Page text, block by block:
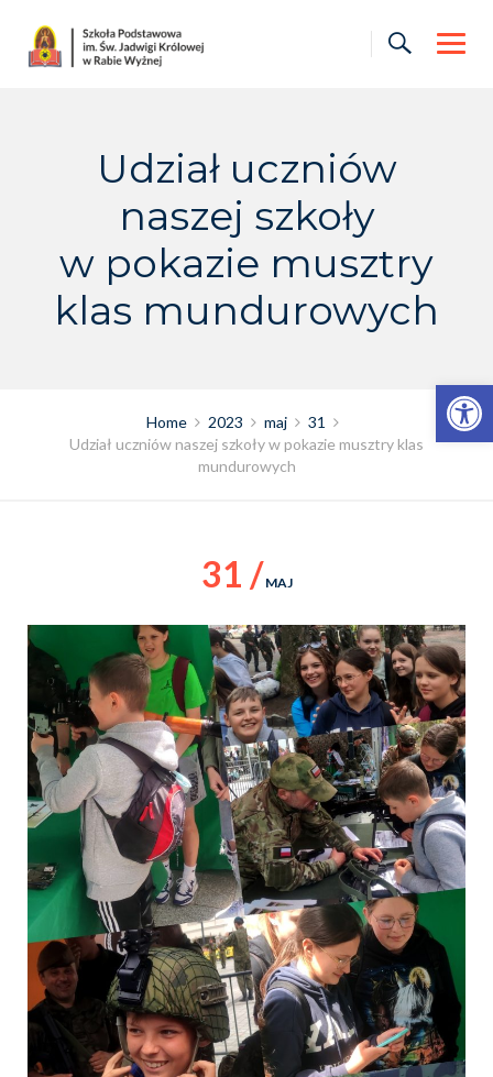
Otwórz pasek narzędzi
content
Udział uczniów
naszej szkoły
w pokazie musztry
klas mundurowych
Home 2023 maj
31
Udział uczniów naszej szkoły w pokazie musztry klas
mundurowych
31 / MAJ